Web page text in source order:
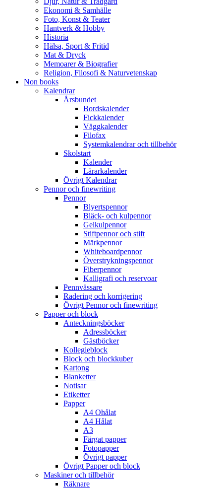
Ekonomi & Samhälle
Foto, Konst & Teater
Hantverk & Hobby
Historia
Hälsa, Sport & Fritid
Mat & Dryck
Memoarer & Biografier
Religion, Filosofi & Naturvetenskap
Non books
Kalendrar
Årsbundet
Bordskalender
Fickkalender
Väggkalender
Filofax
Systemkalendrar och tillbehör
Skolstart
Kalender
Lärarkalender
Övrigt Kalendrar
Pennor och finewriting
Pennor
Blyertspennor
Bläck- och kulpennor
Gelkulpennor
Stiftpennor och stift
Märkpennor
Whiteboardpennor
Överstrykningspennor
Fiberpennor
Kalligrafi och reservoar
Pennvässare
Radering och korrigering
Övrigt Pennor och finewriting
Papper och block
Anteckningsböcker
Adressböcker
Gästböcker
Kollegieblock
Block och blockkuber
Kartong
Blanketter
Notisar
Etiketter
Papper
A4 Ohålat
A4 Hålat
A3
Färgat papper
Fotopapper
Övrigt papper
Övrigt Papper och block
Maskiner och tillbehör
Räknare